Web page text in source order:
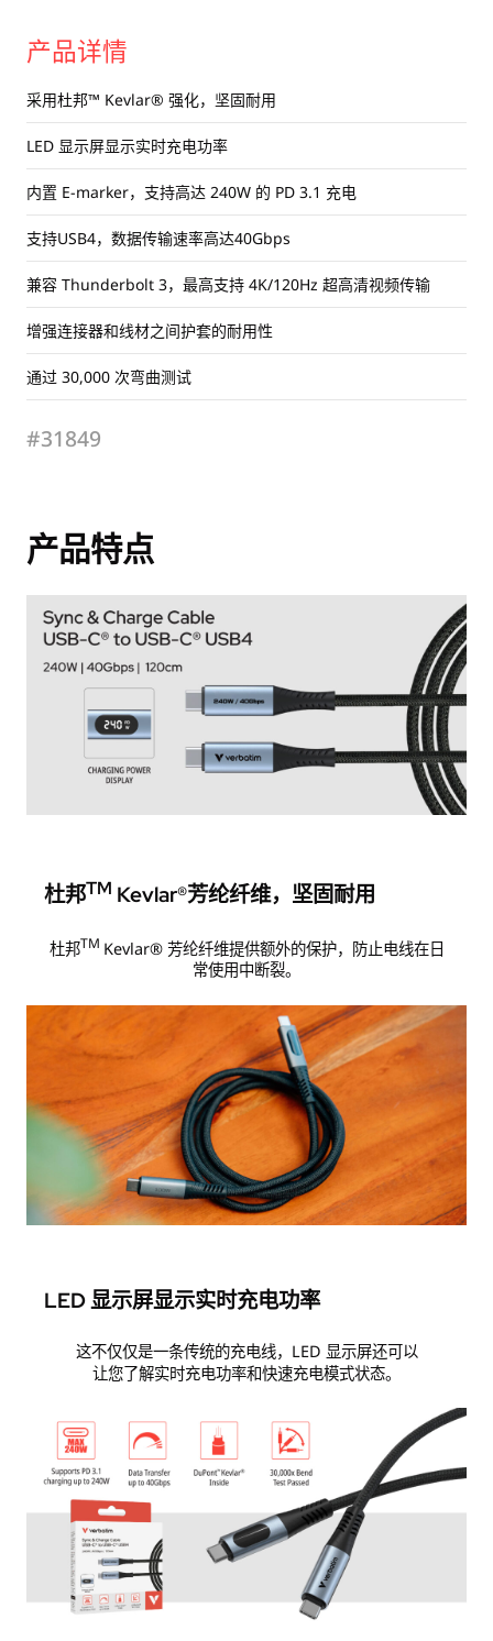
产品详情
采用杜邦™ Kevlar® 强化，坚固耐用
LED 显示屏显示实时充电功率
内置 E-marker，支持高达 240W 的 PD 3.1 充电
支持USB4，数据传输速率高达40Gbps
兼容 Thunderbolt 3，最高支持 4K/120Hz 超高清视频传输
增强连接器和线材之间护套的耐用性
通过 30,000 次弯曲测试
#31849
产品特点
杜邦TM Kevlar®芳纶纤维，坚固耐用
杜邦TM Kevlar® 芳纶纤维提供额外的保护，防止电线在日
常使用中断裂。
LED 显示屏显示实时充电功率
这不仅仅是一条传统的充电线，LED 显示屏还可以
让您了解实时充电功率和快速充电模式状态。